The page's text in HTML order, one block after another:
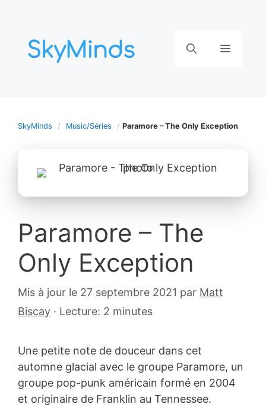
contenu
Menu
SkyMinds Music/Séries Paramore – The Only Exception
Paramore – The
Only Exception
Mis à jour le 27 septembre 2021 24
par Matt
Biscay · Lecture: 2 minutes
Une petite note de douceur dans cet
automne glacial avec le groupe Paramore, un
groupe pop-punk américain formé en 2004
et originaire de Franklin au Tennessee.